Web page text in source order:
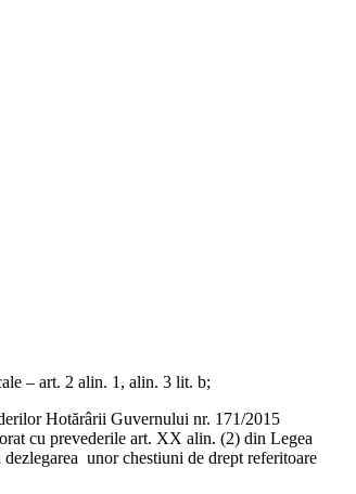
– art. 2 alin. 1, alin. 3 lit. b;
Hotărârii Guvernului nr. 171/2015
cu prevederile art. XX alin. (2) din Legea
unor chestiuni de drept referitoare